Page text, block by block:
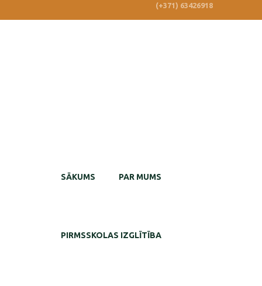
(+371) 63426918
SĀKUMS PAR MUMS
PIRMSSKOLAS IZGLĪTĪBA